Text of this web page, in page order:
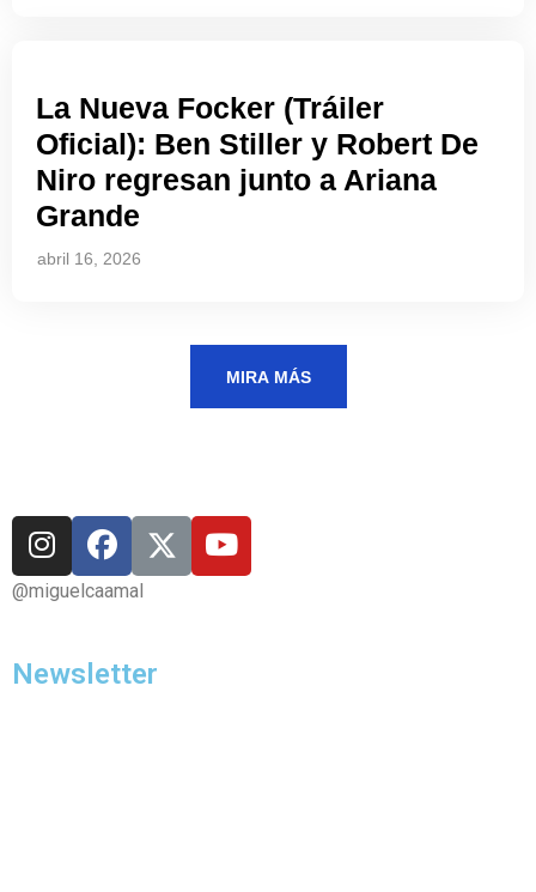
La Nueva Focker (Tráiler
Oficial): Ben Stiller y Robert De
Niro regresan junto a Ariana
Grande
abril 16, 2026
MIRA MÁS
@miguelcaamal
Newsletter